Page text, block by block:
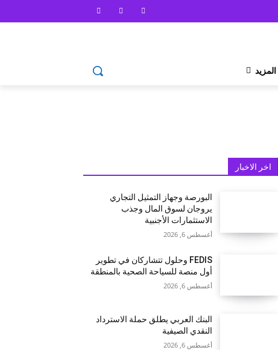
المزيد
اخر الاخبار
البورصة وجهاز التمثيل التجاري
يروجان لسوق المال وجذب
الاستثمارات الأجنبية
أغسطس 6, 2026
FEDIS وحلول تتشاركان في تطوير
أول منصة للسياحة الصحية بالمنطقة
أغسطس 6, 2026
البنك العربي يطلق حملة الاسترداد
النقدي الصيفية
أغسطس 6, 2026